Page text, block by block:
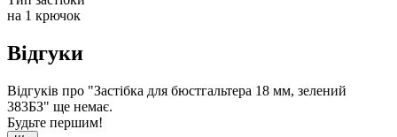
на 1 крючок
Відгуки
Відгуків про "Застібка для бюстгальтера 18 мм, зелений
383БЗ" ще немає.
Будьте першим!